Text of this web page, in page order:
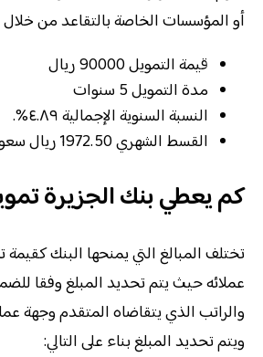
أو المؤسسات الخاصة بالتقاعد من خلال
قيمة التمويل 90000 ريال
مدة التمويل 5 سنوات
النسبة السنوية الإجمالية ٤.٨٩%.
القسط الشهري 1972.50 ريال سعودي.
كم يعطي بنك الجزيرة
تختلف المبالغ التي يمنحها البنك كقيمة
عملائه حيث يتم تحديد المبلغ وفقا
والراتب الذي يتقاضاه المتقدم وجهة
ويتم تحديد المبلغ بناء على التالي: